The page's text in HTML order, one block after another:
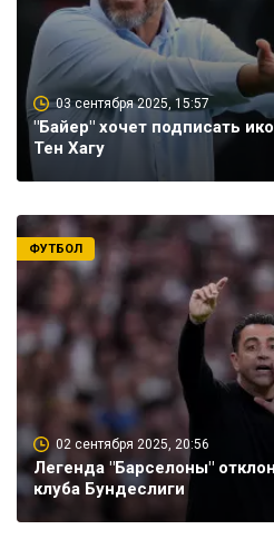
03 сентября 2025, 15:57
"Байер" хочет подписать
Тен Хагу
02 сентября 2025, 20:56
Легенда "Барселоны"
клуба Бундеслиги
ФУТБОЛ